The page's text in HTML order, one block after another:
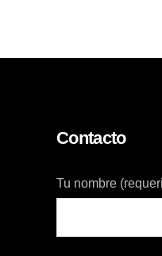
Contacto
Tu nombre